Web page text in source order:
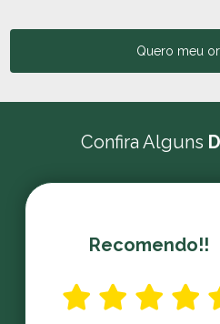
Quero meu
Confira Alguns
Recomendo!!